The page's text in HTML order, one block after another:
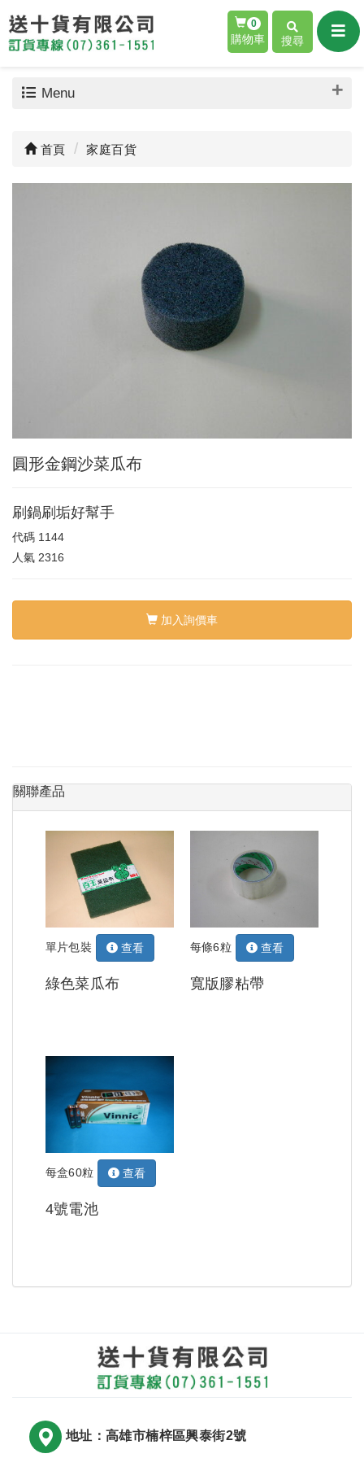
0
購物車 搜尋
Menu
首頁 家庭百貨
圓形金鋼沙菜瓜布
刷鍋刷垢好幫手
代碼 1144
人氣 2316
加入詢價車
關聯產品
單片包裝 查看
綠色菜瓜布
每條6粒 查看
寬版膠粘帶
每盒60粒 查看
4號電池
地址：高雄市楠梓區興泰街2號